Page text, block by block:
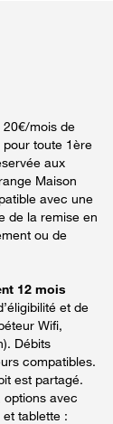
20€/mois de
toute 1ère
aux
Maison
avec une
de la remise en
ou de
12 mois
et de
Wifi,
Débits
compatibles.
est partagé.
options avec
tablette :